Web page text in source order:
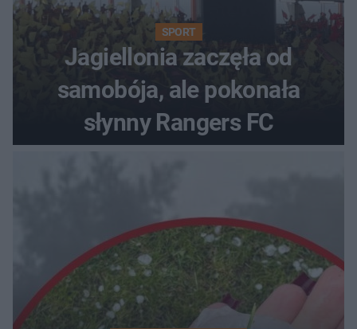
SPORT
Jagiellonia zaczęła od
samobója, ale pokonała
słynny Rangers FC